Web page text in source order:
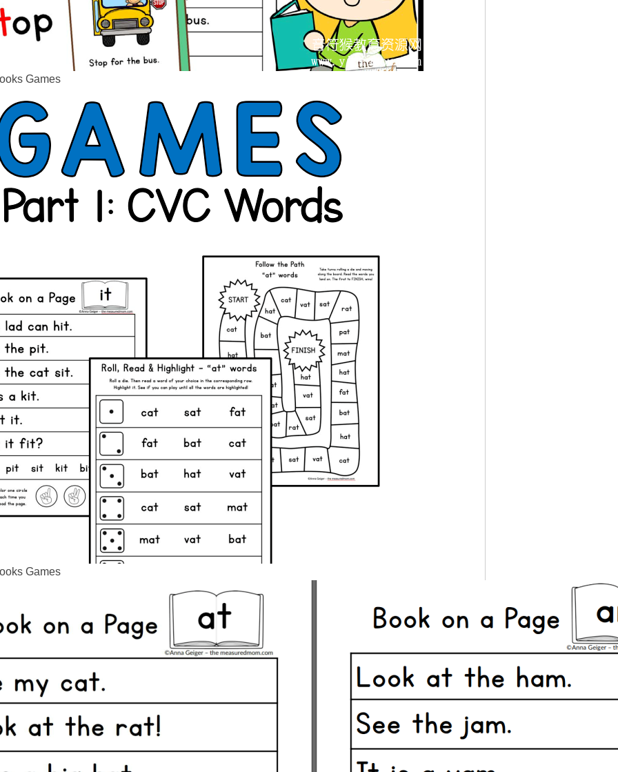
Games
Games